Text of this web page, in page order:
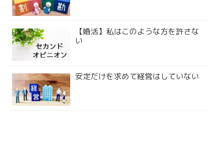
【婚活】私はこのような方を許さな
い
安定だけを求めて経営はしていない